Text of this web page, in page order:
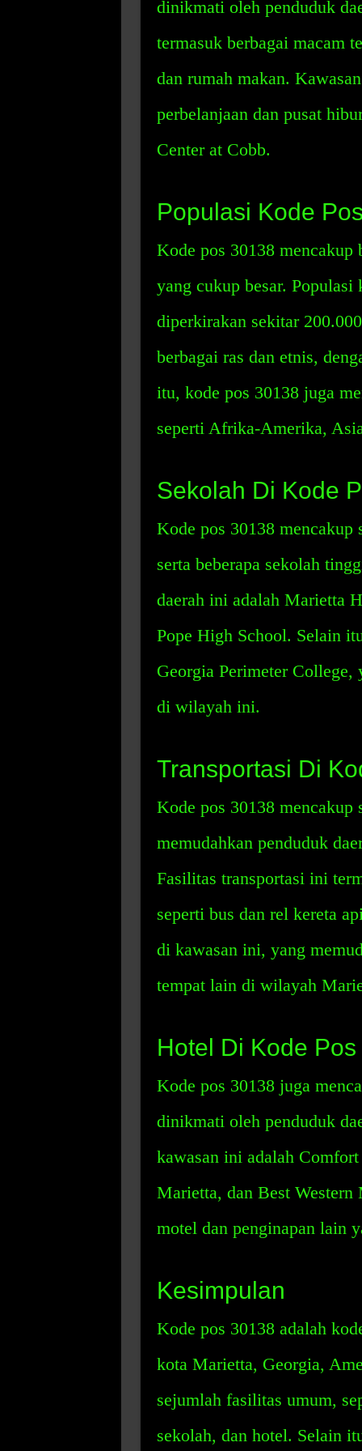
dinikmati oleh penduduk
termasuk berbagai macam
dan rumah makan.
perbelanjaan dan pusat
Center at Cobb.
Populasi Kode
Kode pos 30138
yang cukup besar. Populasi
diperkirakan sekitar
berbagai ras dan etnis,
itu, kode pos 30138 juga
seperti Afrika-Amerika,
Sekolah Di Kode
Kode pos 30138 mencakup
serta beberapa sekolah
daerah ini adalah Marietta
Pope High School. Selain
Georgia Perimeter College,
di wilayah ini.
Transportasi Di
Kode pos 30138
memudahkan penduduk
Fasilitas transportasi ini
seperti bus dan rel kereta
di kawasan ini, yang
tempat lain di wilayah
Hotel Di Kode
Kode pos 30138 juga
dinikmati oleh penduduk
kawasan ini adalah
Marietta, dan Best Western
motel dan penginapan lain
Kesimpulan
Kode pos 30138 adalah
kota Marietta, Georgia,
sejumlah fasilitas umum,
sekolah, dan hotel. Selain